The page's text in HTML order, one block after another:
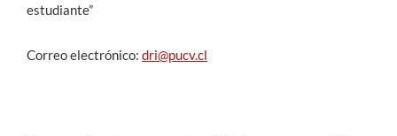
estudiante”
Correo electrónico: dri@pucv.cl